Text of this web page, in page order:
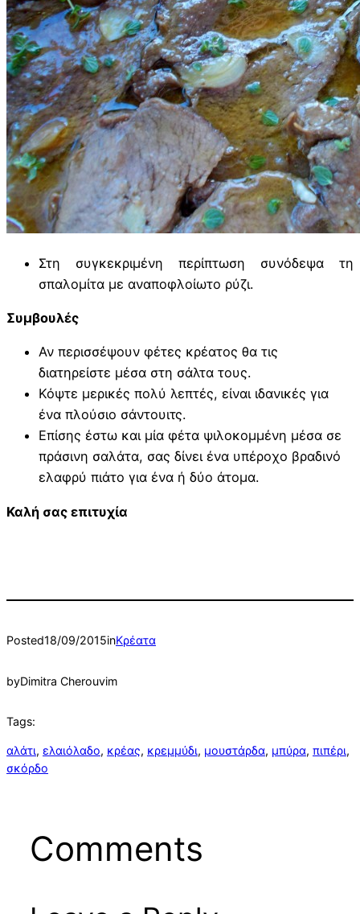
Στη συγκεκριμένη περίπτωση συνόδεψα τη
σπαλομίτα με αναποφλοίωτο ρύζι.
Συμβουλές
Αν περισσέψουν φέτες κρέατος θα τις
διατηρείστε μέσα στη σάλτα τους.
Κόψτε μερικές πολύ λεπτές, είναι ιδανικές για
ένα πλούσιο σάντουιτς.
Επίσης έστω και μία φέτα ψιλοκομμένη μέσα σε
πράσινη σαλάτα, σας δίνει ένα υπέροχο βραδινό
ελαφρύ πιάτο για ένα ή δύο άτομα.
Καλή σας επιτυχία
Posted18/09/2015inΚρέατα
byDimitra Cherouvim
Tags:
αλάτι, ελαιόλαδο, κρέας, κρεμμύδι, μουστάρδα, μπύρα, πιπέρι
σκόρδο
Comments